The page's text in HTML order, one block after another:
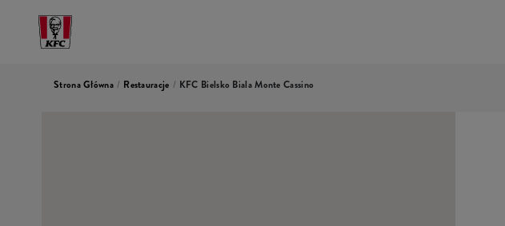
Strona Główna / Restauracje / KFC Bielsko Biala Monte Cassino